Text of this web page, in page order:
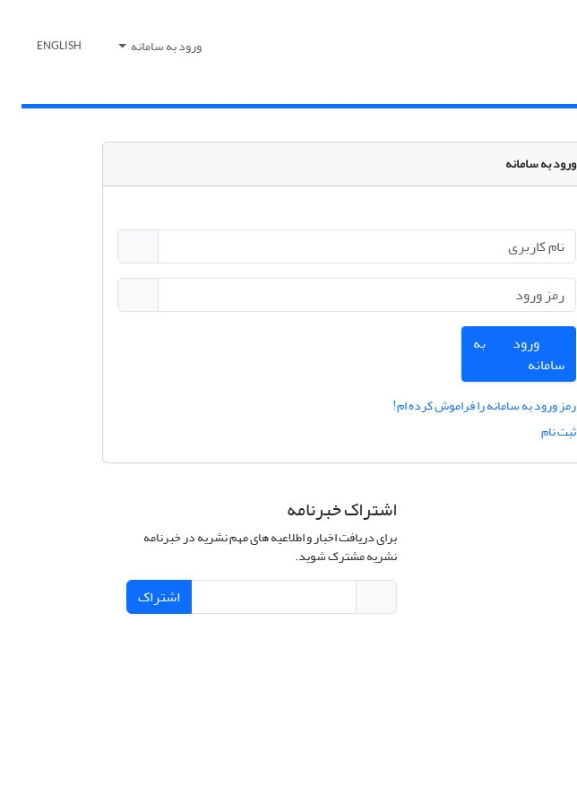
ورود به سامانه ENGLISH
ورود به سامانه
ورود به
سامانه
رمز ورود به سامانه را فراموش کرده ام!
ثبت نام
اشتراک خبرنامه
برای دریافت اخبار و اطلاعیه های مهم نشریه در خبرنامه
نشریه مشترک شوید.
اشتراک